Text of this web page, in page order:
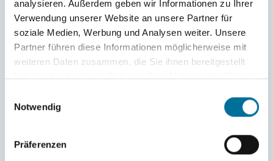
analysieren. Außerdem geben wir Informationen zu Ihrer
Verwendung unserer Website an unsere Partner für
soziale Medien, Werbung und Analysen weiter. Unsere
Partner führen diese Informationen möglicherweise mit
weiteren Daten zusammen, die Sie ihnen bereitgestellt
haben oder die sie im Rahmen Ihrer Nutzung der Dienste
Notwendig
Präferenzen
Probetörn
Vor dem Törn
Deutschland – Kanaren
Kanaren – Kapverden
Kapverden – Karibik
Karibik
Kuba
Bermuda